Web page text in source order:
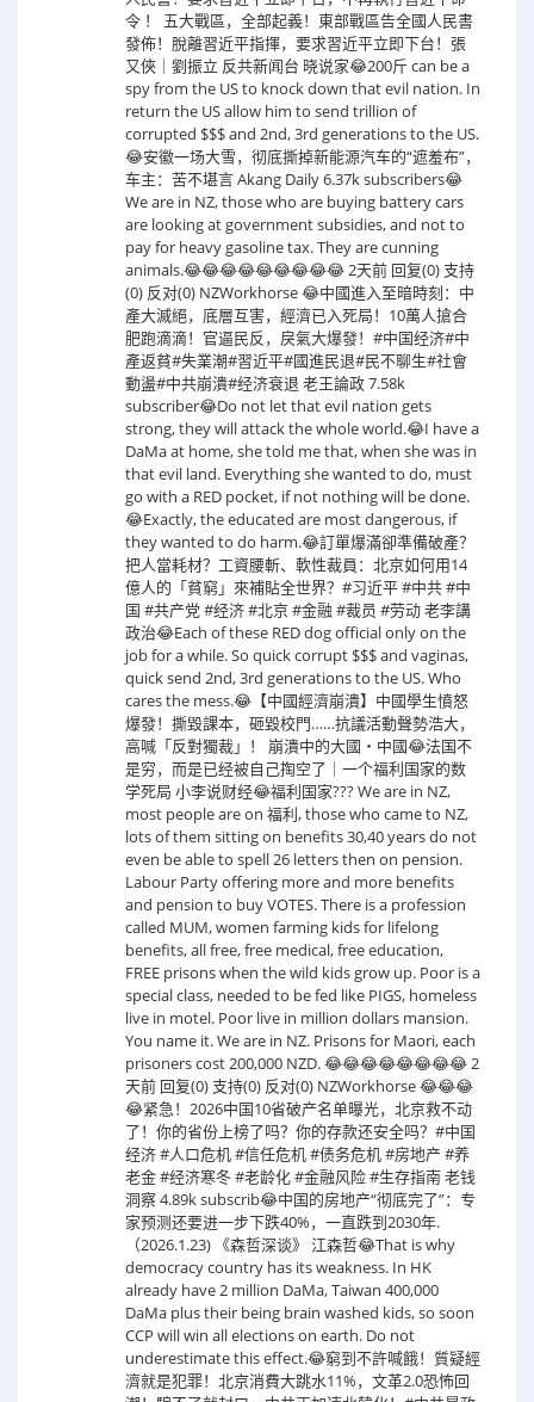
令 ！ 五大戰區，全部起義！東部戰區告全國人民書
發佈！脫離習近平指揮，要求習近平立即下台！張
又俠｜劉振立 反共新闻台 晓说家😂200斤 can be a
spy from the US to knock down that evil nation. In
return the US allow him to send trillion of
corrupted $$$ and 2nd, 3rd generations to the US.
😂安徽一场大雪，彻底撕掉新能源汽车的“遮羞布”，
车主：苦不堪言 Akang Daily 6.37k subscribers😂
We are in NZ, those who are buying battery cars
are looking at government subsidies, and not to
pay for heavy gasoline tax. They are cunning
animals.😂😂😂😂😂😂😂😂😂 2天前 回复(0) 支持
(0) 反对(0) NZWorkhorse 😂中國進入至暗時刻：中
產大滅絕，底層互害，經濟已入死局！10萬人搶合
肥跑滴滴！官逼民反，戾氣大爆發！#中国经济#中
產返貧#失業潮#習近平#國進民退#民不聊生#社會
動盪#中共崩潰#经济衰退 老王論政 7.58k
subscriber😂Do not let that evil nation gets
strong, they will attack the whole world.😂I have a
DaMa at home, she told me that, when she was in
that evil land. Everything she wanted to do, must
go with a RED pocket, if not nothing will be done.
😂Exactly, the educated are most dangerous, if
they wanted to do harm.😂訂單爆滿卻準備破產？
把人當耗材？工資腰斬、軟性裁員：北京如何用14
億人的「貧窮」來補貼全世界？#习近平 #中共 #中
国 #共产党 #经济 #北京 #金融 #裁员 #劳动 老李講
政治😂Each of these RED dog official only on the
job for a while. So quick corrupt $$$ and vaginas,
quick send 2nd, 3rd generations to the US. Who
cares the mess.😂【中國經濟崩潰】中國學生憤怒
爆發！撕毀課本，砸毀校門……抗議活動聲勢浩大，
高喊「反對獨裁」！ 崩潰中的大國・中國😂法国不
是穷，而是已经被自己掏空了｜一个福利国家的数
学死局 小李说财经😂福利国家??? We are in NZ,
most people are on 福利, those who came to NZ,
lots of them sitting on benefits 30,40 years do not
even be able to spell 26 letters then on pension.
Labour Party offering more and more benefits
and pension to buy VOTES. There is a profession
called MUM, women farming kids for lifelong
benefits, all free, free medical, free education,
FREE prisons when the wild kids grow up. Poor is a
special class, needed to be fed like PIGS, homeless
live in motel. Poor live in million dollars mansion.
You name it. We are in NZ. Prisons for Maori, each
prisoners cost 200,000 NZD. 😂😂😂😂😂😂😂😂 2
天前 回复(0) 支持(0) 反对(0) NZWorkhorse 😂😂😂
😂紧急！2026中国10省破产名单曝光，北京救不动
了！你的省份上榜了吗？你的存款还安全吗？#中国
经济 #人口危机 #信任危机 #债务危机 #房地产 #养
老金 #经济寒冬 #老龄化 #金融风险 #生存指南 老钱
洞察 4.89k subscrib😂中国的房地产“彻底完了”：专
家预测还要进一步下跌40%，一直跌到2030年.
（2026.1.23) 《森哲深谈》 江森哲😂That is why
democracy country has its weakness. In HK
already have 2 million DaMa, Taiwan 400,000
DaMa plus their being brain washed kids, so soon
CCP will win all elections on earth. Do not
underestimate this effect.😂窮到不許喊餓！質疑經
濟就是犯罪！北京消費大跳水11%，文革2.0恐怖回